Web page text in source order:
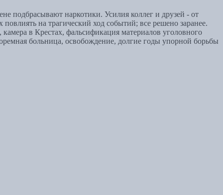
подбрасывают наркотики. Усилия коллег и друзей - от
на трагический ход событий; все решено заранее.
в Крестах, фальсификация материалов уголовного
больница, освобождение, долгие годы упорной борьбы